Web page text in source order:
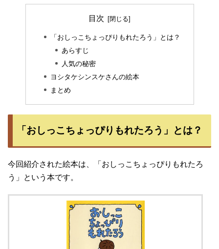
目次
「おしっこちょっぴりもれたろう」とは？
あらすじ
人気の秘密
ヨシタケシンスケさんの絵本
まとめ
「おしっこちょっぴりもれたろう」とは？
今回紹介された絵本は、「おしっこちょっぴりもれたろ
う」という本です。